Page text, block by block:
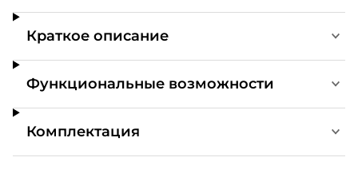
Краткое описание
Функциональные возможности
Комплектация